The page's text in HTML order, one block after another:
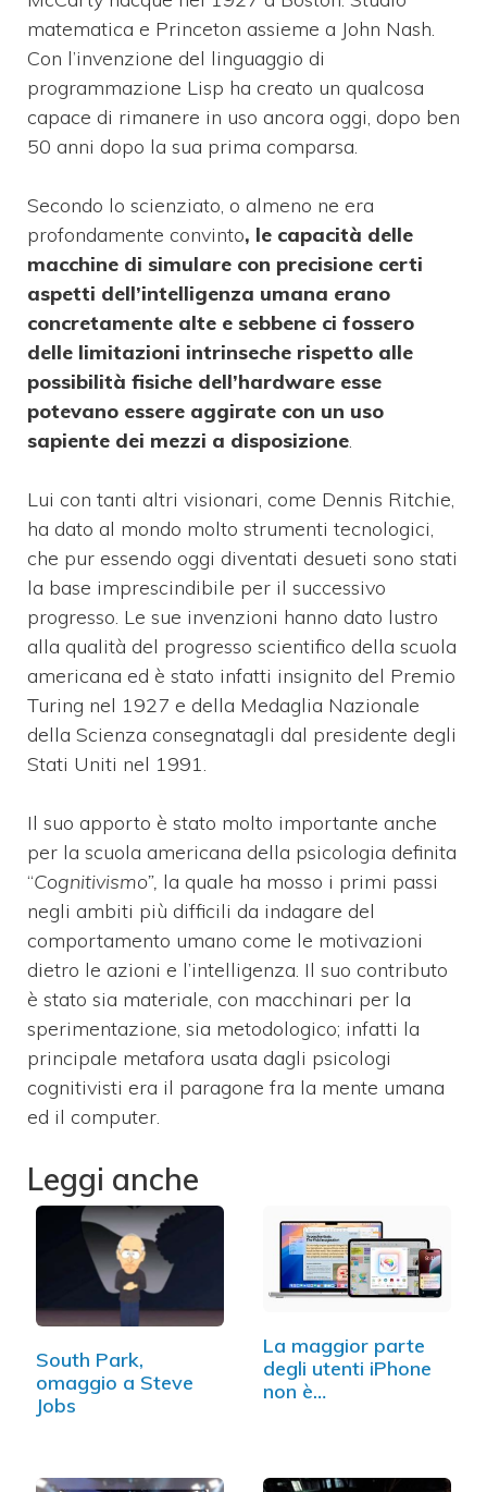
matematica e Princeton assieme a John Nash.
Con l’invenzione del linguaggio di
programmazione Lisp ha creato un qualcosa
capace di rimanere in uso ancora oggi, dopo ben
50 anni dopo la sua prima comparsa.
Secondo lo scienziato, o almeno ne era
profondamente convinto, le capacità delle
macchine di simulare con precisione certi
aspetti dell’intelligenza umana erano
concretamente alte e sebbene ci fossero
delle limitazioni intrinseche rispetto alle
possibilità fisiche dell’hardware esse
potevano essere aggirate con un uso
sapiente dei mezzi a disposizione.
Lui con tanti altri visionari, come Dennis Ritchie,
ha dato al mondo molto strumenti tecnologici,
che pur essendo oggi diventati desueti sono stati
la base imprescindibile per il successivo
progresso. Le sue invenzioni hanno dato lustro
alla qualità del progresso scientifico della scuola
americana ed è stato infatti insignito del Premio
Turing nel 1927 e della Medaglia Nazionale
della Scienza consegnatagli dal presidente degli
Stati Uniti nel 1991.
Il suo apporto è stato molto importante anche
per la scuola americana della psicologia definita
“Cognitivismo”, la quale ha mosso i primi passi
negli ambiti più difficili da indagare del
comportamento umano come le motivazioni
dietro le azioni e l’intelligenza. Il suo contributo
è stato sia materiale, con macchinari per la
sperimentazione, sia metodologico; infatti la
principale metafora usata dagli psicologi
cognitivisti era il paragone fra la mente umana
ed il computer.
Leggi anche
South Park,
omaggio a Steve
Jobs
La maggior parte
degli utenti iPhone
non è…